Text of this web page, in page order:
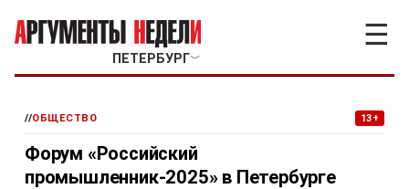
ПЕТЕРБУРГ﹀
☰
//ОБЩЕСТВО 13+
Форум «Российский
промышленник-2025» в Петербурге